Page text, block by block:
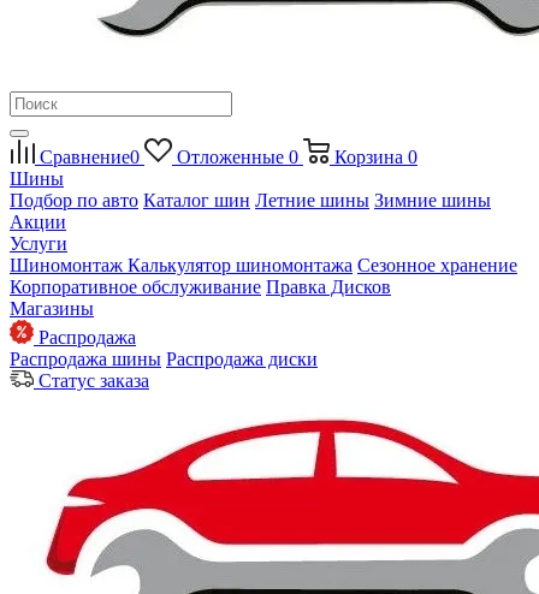
Сравнение0 Отложенные 0 Корзина 0
Шины
Подбор по авто Каталог шин Летние шины Зимние шины
Акции
Услуги
Шиномонтаж Калькулятор шиномонтажа Сезонное хранение
Корпоративное обслуживание Правка Дисков
Магазины
Распродажа
Распродажа шины Распродажа диски
Статус заказа